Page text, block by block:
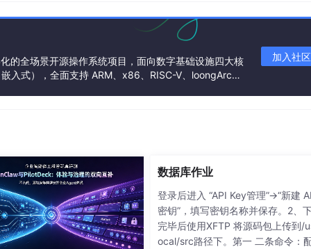
的全场景开源操作系统项目，面向数字基础设施四大核
入式），全面支持 ARM、x86、RISC-V、loongArc
加入社区
数据库作业
登录后进入 “API Key管理”→“新建
密钥”，填写密钥名称并保存。2、
完毕后使用XFTP 将源码包上传到/
ocal/src路径下。第一 二条命令：